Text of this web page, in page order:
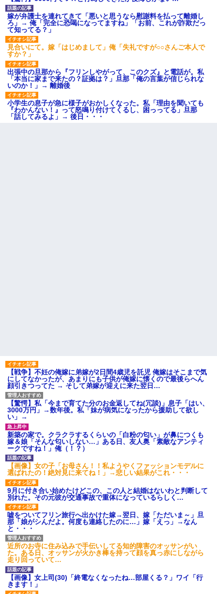
嫁が弁護士を連れてきて「悪いと思うなら慰謝料を払って離婚し
ろ」→ 俺「完全に恐喝になってますね」「お前、これが詐欺だっ
て知ってる？」
見合いにて。嫁「はじめまして」俺「失礼ですが○○さんご本人で
すか？」
出張中の旦那から『フリンしやがって、このクズ』と電話が。私
「本当に家まで来たの？証拠は？」旦那「俺の言葉が信じられな
いのか！」→ 離婚後
小学生の息子が急に様子がおかしくなった。私「理由を聞いても
『わかんない！』って怒鳴り付けてくるし、困っってる」旦那
「話してみるよ」→ 後日・・・
【戦争】不妊の俺嫁に弟嫁が2日間4歳児を託児 俺嫁はそこまで気
にしてなかったが、あまりにも子供が俺嫁に懐くので最後らへん
顔引きつってた → そして弟嫁が迎えに来た翌日…
【驚愕】私「今まで育てた分のお金返してね(冗談)」息子「はい、
3000万円」→数年後。私「妹が病気になったから援助して欲し
い」→
新築の家で。クラクラするくらいの「白粉の匂い」が鼻につくも
嫁＆娘「そんな匂いしない…」ある日、友人奥「素敵なアンティ
ークですね！」俺（！？）
【画像】女の子「お母さん！！私ようやくファッションモデルに
選ばれたの！絶対見に来てね！」→悲しい結果がこれ・・・
9月に付き合い始めたけどこの、この人と結婚はないわと判断して
別れた。その元彼が交通事故で重体になっているらしく…
嘘をついてフリン旅行へ出かけた嫁→翌日、嫁「ただいま～」旦
那「娘がシんだよ。何度も連絡したのに…」嫁「えっ」→なん
と・・・
近所のお寺に住み込みで手伝いしてる知的障害のオッサンがい
た。ある日、オッサンが火かき棒を持って顔を真っ赤にしながら
走り回っていて…
【画像】女上司(30)「終電なくなったね…部屋くる？」ワイ「行
きます！」